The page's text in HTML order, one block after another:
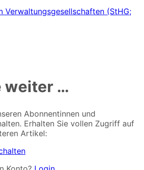
weiter …
Abonnentinnen und
Erhalten Sie vollen Zugriff auf
Artikel: